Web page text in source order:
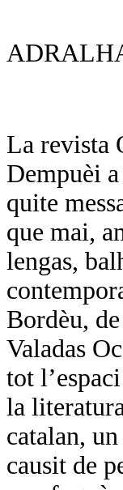
La revista
Dempuèi
quite
que mai,
lengas,
Bordèu,
Valadas
tot
la
catalan,
causit de